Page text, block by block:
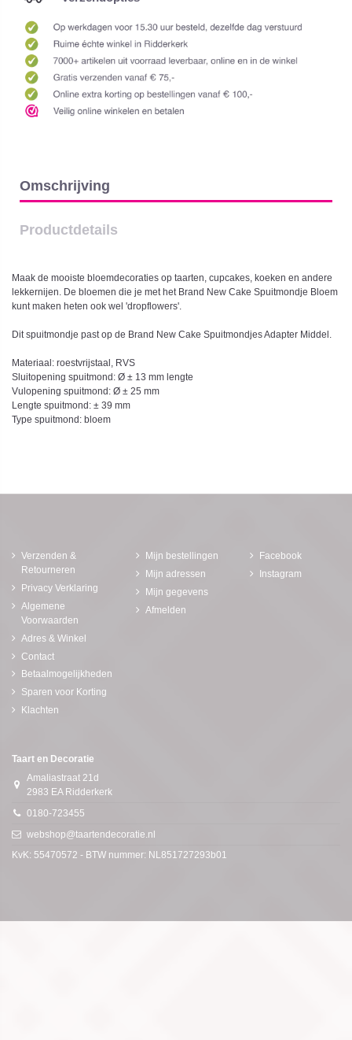
Omschrijving
Productdetails
Maak de mooiste bloemdecoraties op taarten, cupcakes, koeken en andere
lekkernijen. De bloemen die je met het Brand New Cake Spuitmondje Bloem
kunt maken heten ook wel 'dropflowers'.
Dit spuitmondje past op de Brand New Cake Spuitmondjes Adapter Middel.
Materiaal: roestvrijstaal, RVS
Sluitopening spuitmond: Ø ± 13 mm lengte
Vulopening spuitmond: Ø ± 25 mm
Lengte spuitmond: ± 39 mm
Type spuitmond: bloem
Verzenden &
Retourneren
Privacy Verklaring
Algemene
Voorwaarden
Adres & Winkel
Contact
Betaalmogelijkheden
Sparen voor Korting
Klachten
Mijn bestellingen
Mijn adressen
Mijn gegevens
Afmelden
Facebook
Instagram
Taart en Decoratie
Amaliastraat 21d
2983 EA Ridderkerk
0180-723455
webshop@taartendecoratie.nl
KvK: 55470572 - BTW nummer: NL851727293b01